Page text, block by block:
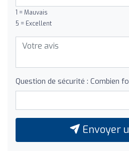
1 = Mauvais
5 = Excellent
Question de sécurité : Combien
Envoyer